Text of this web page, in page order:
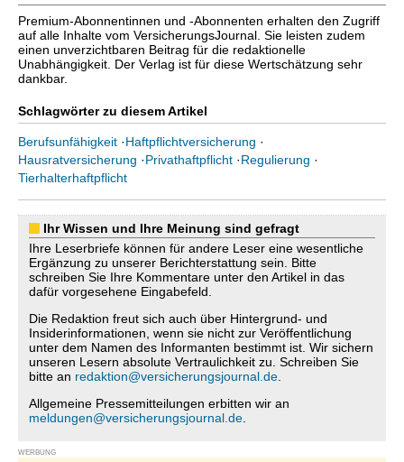
Premium-Abonnentinnen und -Abonnenten erhalten den Zugriff
auf alle Inhalte vom VersicherungsJournal. Sie leisten zudem
einen unverzichtbaren Beitrag für die redaktionelle
Unabhängigkeit. Der Verlag ist für diese Wertschätzung sehr
dankbar.
Schlagwörter zu diesem Artikel
Berufsunfähigkeit ·Haftpflichtversicherung ·
Hausratversicherung ·Privathaftpflicht ·Regulierung ·
Tierhalterhaftpflicht
Ihr Wissen und Ihre Meinung sind gefragt
Ihre Leserbriefe können für andere Leser eine wesentliche
Ergänzung zu unserer Berichterstattung sein. Bitte
schreiben Sie Ihre Kommentare unter den Artikel in das
dafür vorgesehene Eingabefeld.
Die Redaktion freut sich auch über Hintergrund- und
Insiderinformationen, wenn sie nicht zur Veröffentlichung
unter dem Namen des Informanten bestimmt ist. Wir sichern
unseren Lesern absolute Vertraulichkeit zu. Schreiben Sie
bitte an redaktion@versicherungsjournal.de
Allgemeine Pressemitteilungen erbitten wir an
meldungen@versicherungsjournal.de
WERBUNG